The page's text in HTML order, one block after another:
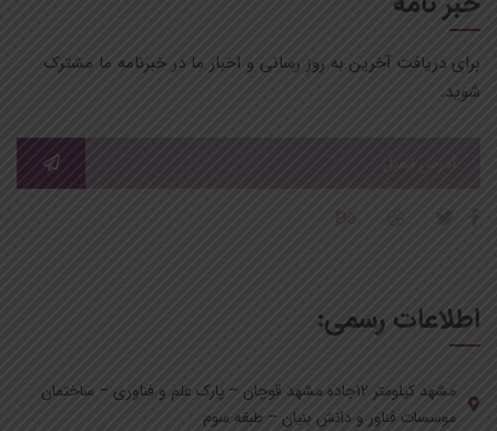
برای دریافت آخرین به روز رسانی و اخبار ما در خبرنامه ما مشترک
شوید.
اطلاعات رسمی:
مشهد کیلومتر 12جاده مشهد قوچان – پارک علم و فناوری – ساختمان
موسسات فناور و دانش بنیان – طبقه سوم